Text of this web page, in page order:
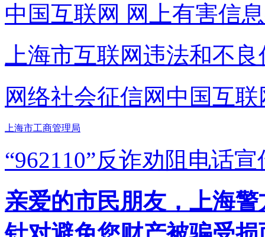
中国互联网 网上有害信
上海市互联网违法和不
网络社会征信网 中国互
上海市工商管理局
“962110”反诈劝阻电话宣
亲爱的市民朋友，上海